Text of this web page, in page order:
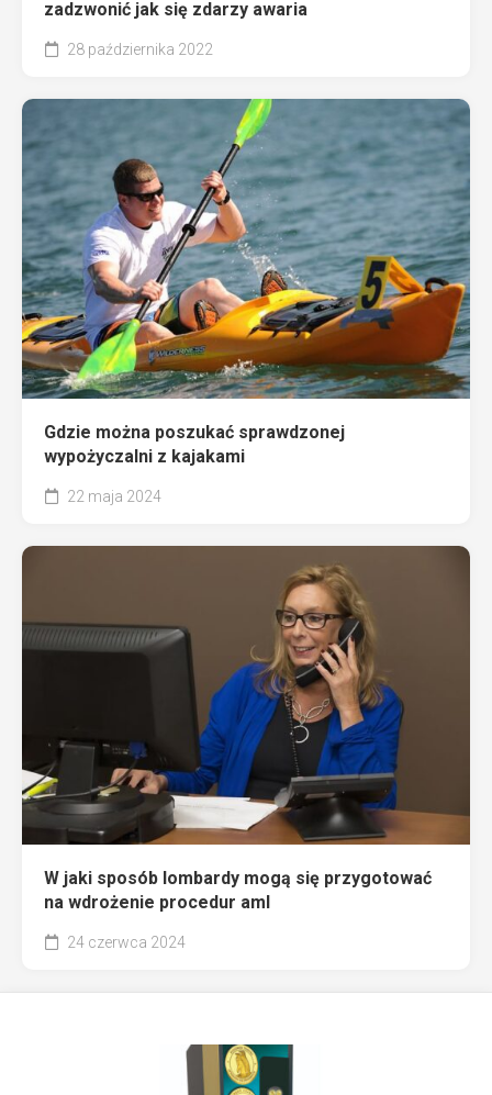
zadzwonić jak się zdarzy awaria
28 października 2022
Gdzie można poszukać sprawdzonej
wypożyczalni z kajakami
22 maja 2024
W jaki sposób lombardy mogą się przygotować
na wdrożenie procedur aml
24 czerwca 2024